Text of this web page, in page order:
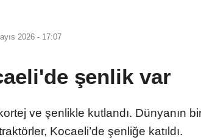
2026 - 17:07
şenlik var
ve şenlikle kutlandı. Dünyanın
Kocaeli’de şenliğe katıldı.